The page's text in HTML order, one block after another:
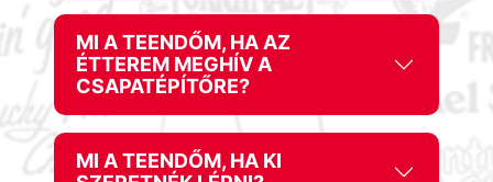
MI A TEENDŐM, HA AZ
ÉTTEREM MEGHÍV A
CSAPATÉPÍTŐRE?
MI A TEENDŐM, HA KI